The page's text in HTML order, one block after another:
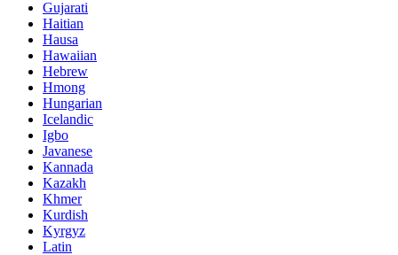
Gujarati
Haitian
Hausa
Hawaiian
Hebrew
Hmong
Hungarian
Icelandic
Igbo
Javanese
Kannada
Kazakh
Khmer
Kurdish
Kyrgyz
Latin